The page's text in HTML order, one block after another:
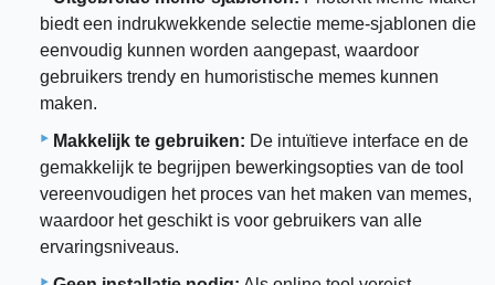
biedt een indrukwekkende selectie meme-sjablonen die
eenvoudig kunnen worden aangepast, waardoor
gebruikers trendy en humoristische memes kunnen
maken.
Makkelijk te gebruiken: De intuïtieve interface en de
gemakkelijk te begrijpen bewerkingsopties van de tool
vereenvoudigen het proces van het maken van memes,
waardoor het geschikt is voor gebruikers van alle
ervaringsniveaus.